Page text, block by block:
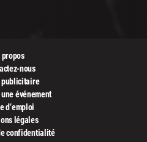
propos
nous
publicitaire
événement
d’emploi
légales
confidentialité